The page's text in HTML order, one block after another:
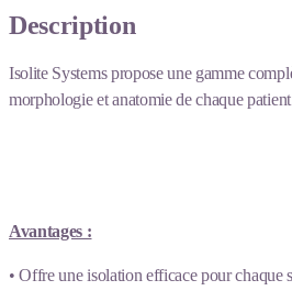
Description
Isolite Systems propose une gamme
morphologie et anatomie de chaque patient
Avantages :
• Offre une isolation efficace pour chaque